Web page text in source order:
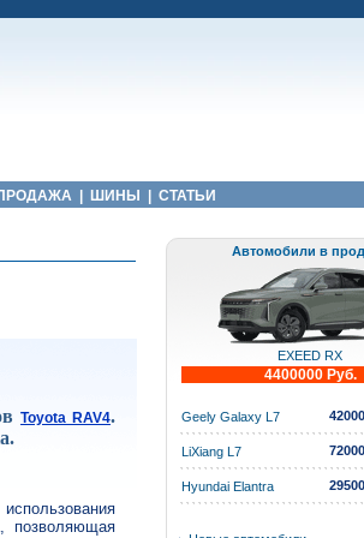
ШИНЫ СТАТЬИ
Toyota RAV4.
позволяющая
Автомобили в
EXEED RX
4400000 Руб.
Geely Galaxy L7
LiXiang L7
Hyundai Elantra